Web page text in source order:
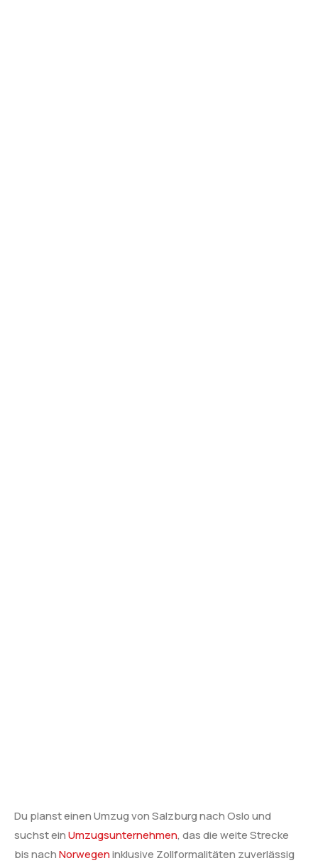
Du planst einen Umzug von Salzburg nach Oslo und
suchst einUmzugsunternehmen, das die weite Strecke
bis nachNorwegeninklusive Zollformalitäten zuverlässig